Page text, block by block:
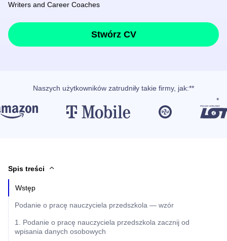
Writers and Career Coaches
Stwórz CV
Naszych użytkowników zatrudniły takie firmy, jak:**
Spis treści
Wstęp
Podanie o pracę nauczyciela przedszkola — wzór
1. Podanie o pracę nauczyciela przedszkola zacznij od
wpisania danych osobowych